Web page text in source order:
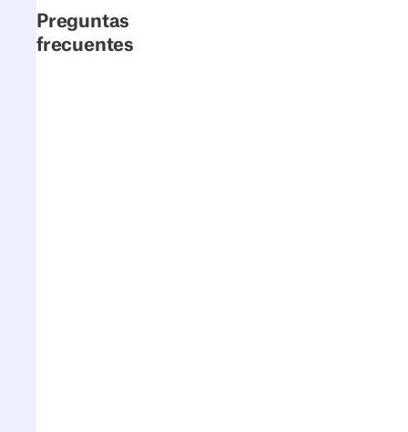
Preguntas
frecuentes